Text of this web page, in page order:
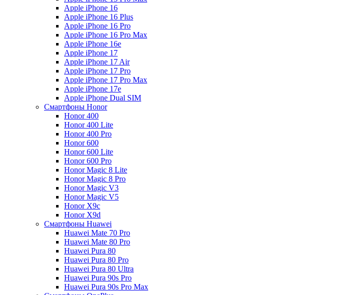
Apple iPhone 16
Apple iPhone 16 Plus
Apple iPhone 16 Pro
Apple iPhone 16 Pro Max
Apple iPhone 16e
Apple iPhone 17
Apple iPhone 17 Air
Apple iPhone 17 Pro
Apple iPhone 17 Pro Max
Apple iPhone 17e
Apple iPhone Dual SIM
Смартфоны Honor
Honor 400
Honor 400 Lite
Honor 400 Pro
Honor 600
Honor 600 Lite
Honor 600 Pro
Honor Magic 8 Lite
Honor Magic 8 Pro
Honor Magic V3
Honor Magic V5
Honor X9c
Honor X9d
Смартфоны Huawei
Huawei Mate 70 Pro
Huawei Mate 80 Pro
Huawei Pura 80
Huawei Pura 80 Pro
Huawei Pura 80 Ultra
Huawei Pura 90s Pro
Huawei Pura 90s Pro Max